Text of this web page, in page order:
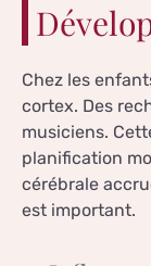
Chez les
cortex. Des
musiciens.
planification
cérébrale
est important.